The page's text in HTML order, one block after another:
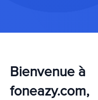
Bienvenue à
foneazy.com,